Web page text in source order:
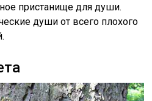
пристанище для души.
души от всего плохого